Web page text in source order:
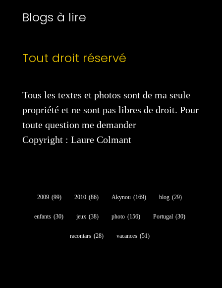
Blogs à lire
Tout droit réservé
Tous les textes et photos sont de ma seule
propriété et ne sont pas libres de droit. Pour
toute question me demander
Copyright : Laure Colmant
2009 (99) 2010 (86) Akynou (169) blog (29)
enfants (30) jeux (38) photo (156) Portugal (30)
racontars (28) vacances (51)